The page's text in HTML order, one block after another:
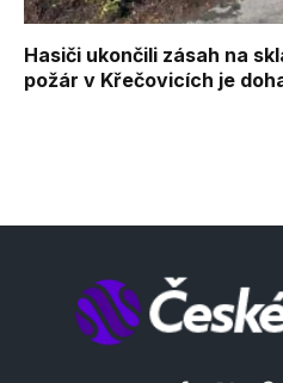
Hasiči ukončili zásah na
požár v Křečovicích je